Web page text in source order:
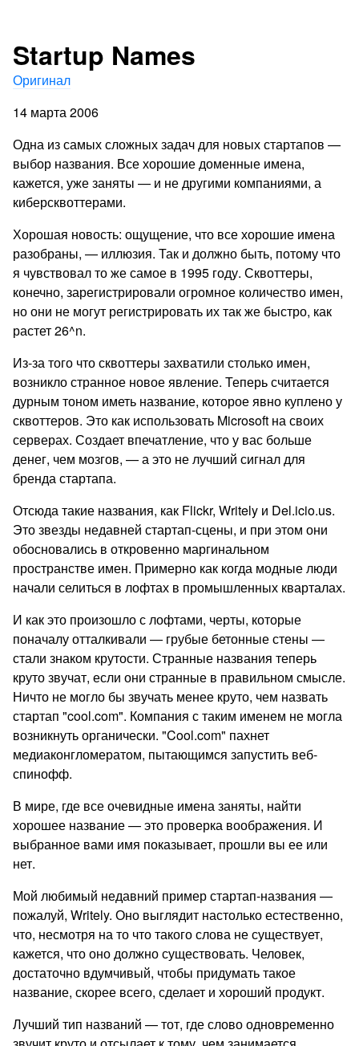
Startup Names
Оригинал
14 марта 2006
Одна из самых сложных задач для новых стартапов —
выбор названия. Все хорошие доменные имена,
кажется, уже заняты — и не другими компаниями, а
киберсквоттерами.
Хорошая новость: ощущение, что все хорошие имена
разобраны, — иллюзия. Так и должно быть, потому что
я чувствовал то же самое в 1995 году. Сквоттеры,
конечно, зарегистрировали огромное количество имен,
но они не могут регистрировать их так же быстро, как
растет 26^n.
Из-за того что сквоттеры захватили столько имен,
возникло странное новое явление. Теперь считается
дурным тоном иметь название, которое явно куплено у
сквоттеров. Это как использовать Microsoft на своих
серверах. Создает впечатление, что у вас больше
денег, чем мозгов, — а это не лучший сигнал для
бренда стартапа.
Отсюда такие названия, как Flickr, Writely и Del.icio.us.
Это звезды недавней стартап-сцены, и при этом они
обосновались в откровенно маргинальном
пространстве имен. Примерно как когда модные люди
начали селиться в лофтах в промышленных кварталах.
И как это произошло с лофтами, черты, которые
поначалу отталкивали — грубые бетонные стены —
стали знаком крутости. Странные названия теперь
круто звучат, если они странные в правильном смысле.
Ничто не могло бы звучать менее круто, чем назвать
стартап "cool.com". Компания с таким именем не могла
возникнуть органически. "Cool.com" пахнет
медиаконгломератом, пытающимся запустить веб-
спинофф.
В мире, где все очевидные имена заняты, найти
хорошее название — это проверка воображения. И
выбранное вами имя показывает, прошли вы ее или
нет.
Мой любимый недавний пример стартап-названия —
пожалуй, Writely. Оно выглядит настолько естественно,
что, несмотря на то что такого слова не существует,
кажется, что оно должно существовать. Человек,
достаточно вдумчивый, чтобы придумать такое
название, скорее всего, сделает и хороший продукт.
Лучший тип названий — тот, где слово одновременно